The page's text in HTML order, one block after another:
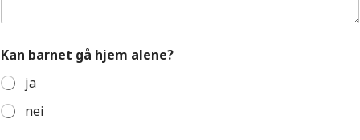
Kan barnet gå hjem alene?
ja
nei